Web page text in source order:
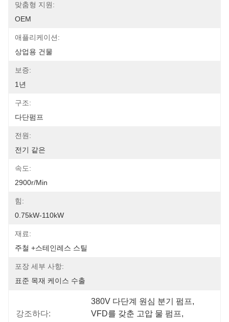
맞춤형 지원:
OEM
애플리케이션:
상업용 건물
보증:
1년
구조:
다단펌프
전원:
전기 같은
속도:
2900r/min
힘:
0.75kW-110kW
재료:
주철 +스테인레스 스틸
포장 세부 사항:
표준 목재 케이스 수출
강조하다:
380V 다단계 원심 분기 펌프,
VFD를 갖춘 고압 물 펌프,